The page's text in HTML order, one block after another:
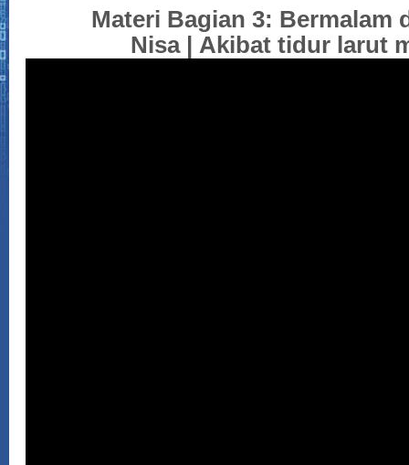
Materi Bagian 3: Bermalam
Nisa
Akibat tidur larut